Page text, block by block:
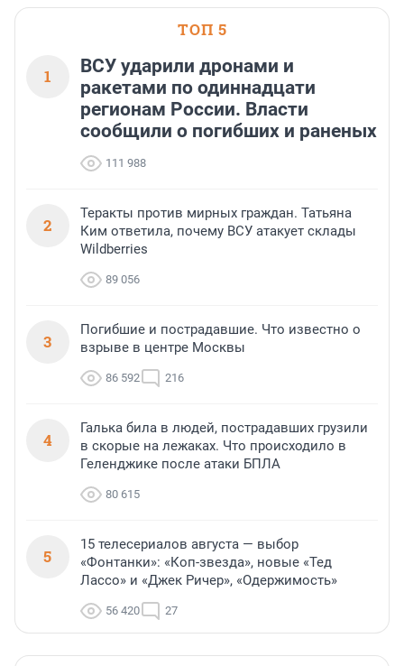
ТОП 5
1
ВСУ ударили дронами и
ракетами по одиннадцати
регионам России. Власти
сообщили о погибших и раненых
111 988
2
Теракты против мирных граждан. Татьяна
Ким ответила, почему ВСУ атакует склады
Wildberries
89 056
3
Погибшие и пострадавшие. Что известно о
взрыве в центре Москвы
86 592 216
4
Галька била в людей, пострадавших грузили
в скорые на лежаках. Что происходило в
Геленджике после атаки БПЛА
80 615
5
15 телесериалов августа — выбор
«Фонтанки»: «Коп-звезда», новые «Тед
Лассо» и «Джек Ричер», «Одержимость»
56 420 27